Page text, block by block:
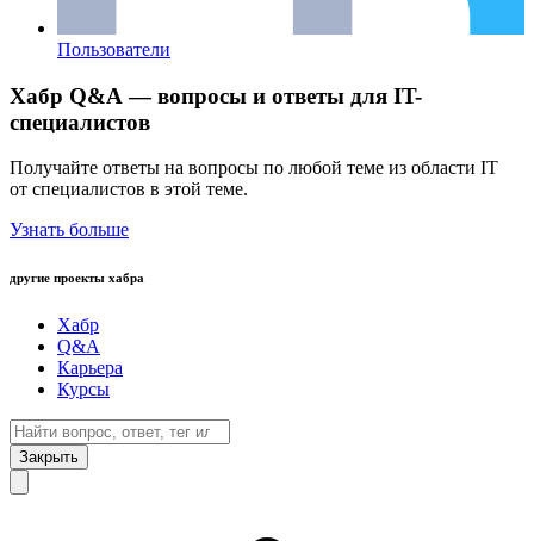
Пользователи
Хабр Q&A — вопросы и ответы для IT-
специалистов
Получайте ответы на вопросы по любой теме из области IT
от специалистов в этой теме.
Узнать больше
другие проекты хабра
Хабр
Q&A
Карьера
Курсы
Закрыть